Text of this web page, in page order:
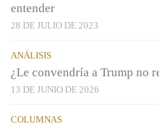
entender
28 DE JULIO DE 2023
ANÁLISIS
¿Le convendría a Trump no
13 DE JUNIO DE 2026
COLUMNAS